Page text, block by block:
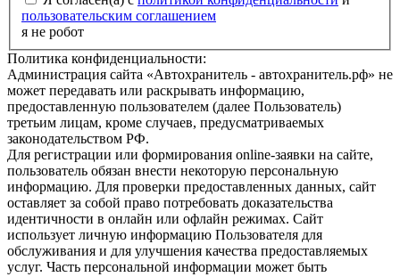
пользовательским соглашением
я не робот
Политика конфиденциальности:
Администрация сайта «Автохранитель - автохранитель.рф» не
может передавать или раскрывать информацию,
предоставленную пользователем (далее Пользователь)
третьим лицам, кроме случаев, предусматриваемых
законодательством РФ.
Для регистрации или формирования online-заявки на сайте,
пользователь обязан внести некоторую персональную
информацию. Для проверки предоставленных данных, сайт
оставляет за собой право потребовать доказательства
идентичности в онлайн или офлайн режимах. Сайт
использует личную информацию Пользователя для
обслуживания и для улучшения качества предоставляемых
услуг. Часть персональной информации может быть